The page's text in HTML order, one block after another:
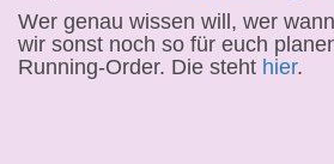
Wer genau wissen will, wer
wir sonst noch so für euch
Running-Order. Die steht hier.